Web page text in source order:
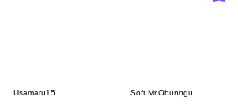
Usamaru15 Soft Mr.Obunngu